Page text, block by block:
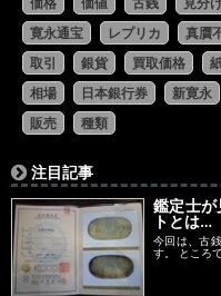
寛永通宝
レプリカ 真贋
取引
銀貨 買取価格
相場
日本銀行券 新寛永
販売
種類
注目記事
鑑定士が
トとは…
今回は、古
す。 ところ